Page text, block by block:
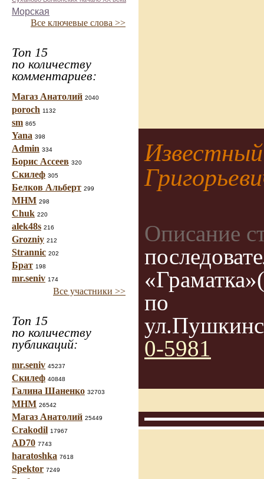
Морская
Все ключевые слова >>
Топ 15
по количеству
комментариев:
Магаз Анатолий 2040
poroch 1132
sm 865
Yana 398
Admin 334
Борис Ассеев 320
Скилеф 305
Белков Альберт 299
МНМ 298
Chuk 220
alek48s 216
Grozniy 212
Strannic 202
Брат 198
mr.seniv 174
Все участники >>
Топ 15
по количеству
публикаций:
mr.seniv 45237
Скилеф 40848
Галина Шаненко 32703
МНМ 26542
Магаз Анатолий 25449
Crakodil 17967
AD70 7743
haratoshka 7618
Spektor 7249
Известный
Описание
по
0-5981